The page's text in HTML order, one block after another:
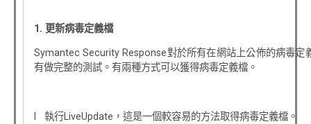
1. 更新病毒定義檔
Symantec Security Response對於所有在網站上公佈的病毒定
有做完整的測試。有兩種方式可以獲得病毒定義檔。
l 執行LiveUpdate，這是一個較容易的方法取得病毒定義檔。